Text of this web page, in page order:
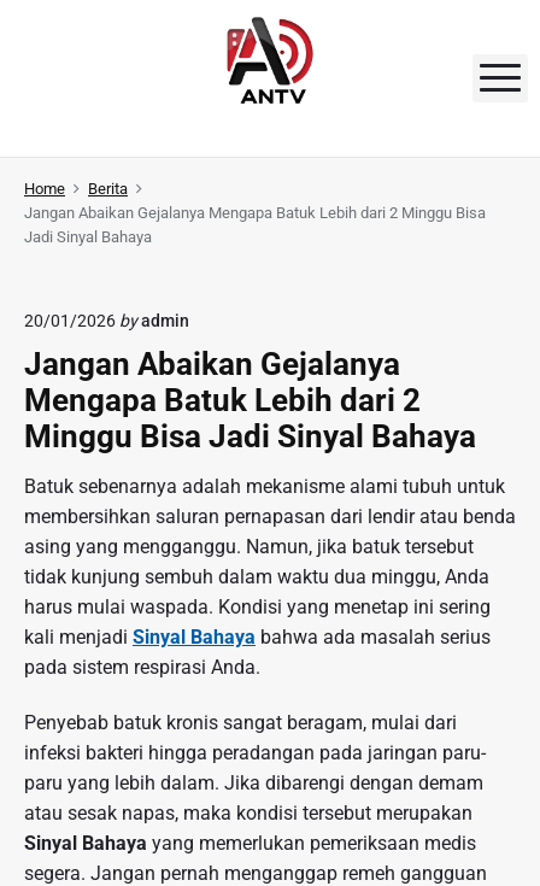
o
A
N
Home
Berita
Jangan Abaikan Gejalanya Mengapa Batuk Lebih dari 2 Minggu Bisa
Jadi Sinyal Bahaya
20/01/2026 byadmin
Jangan Abaikan Gejalanya
Mengapa Batuk Lebih dari 2
Minggu Bisa Jadi Sinyal Bahaya
Batuk sebenarnya adalah mekanisme alami tubuh untuk
membersihkan saluran pernapasan dari lendir atau benda
asing yang mengganggu. Namun, jika batuk tersebut
tidak kunjung sembuh dalam waktu dua minggu, Anda
harus mulai waspada. Kondisi yang menetap ini sering
kali menjadi Sinyal Bahaya bahwa ada masalah serius
pada sistem respirasi Anda.
Penyebab batuk kronis sangat beragam, mulai dari
infeksi bakteri hingga peradangan pada jaringan paru-
paru yang lebih dalam. Jika dibarengi dengan demam
atau sesak napas, maka kondisi tersebut merupakan
Sinyal Bahaya yang memerlukan pemeriksaan medis
segera. Jangan pernah menganggap remeh gangguan